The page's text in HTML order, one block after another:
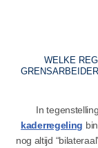
WELKE
In
kaderregeling
nog altijd